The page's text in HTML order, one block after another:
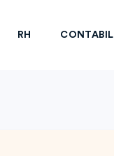
RH CONTABIL